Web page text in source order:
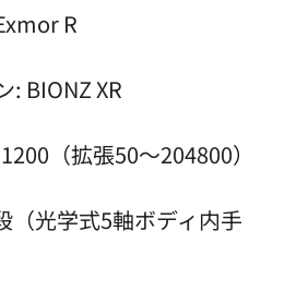
R
: BIONZ XR
（拡張50〜204800）
（光学式5軸ボディ内手